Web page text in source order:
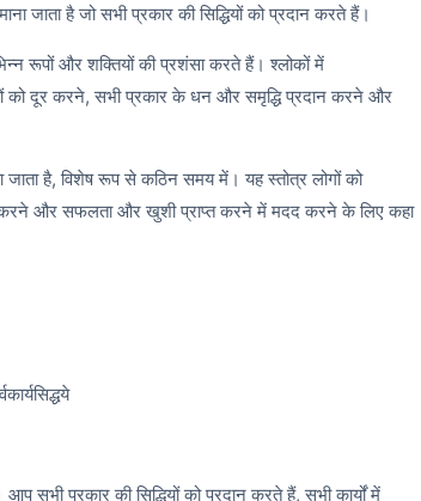
जाता है जो सभी प्रकार की सिद्धियों को प्रदान करते हैं।
रूपों और शक्तियों की प्रशंसा करते हैं। श्लोकों में
को दूर करने, सभी प्रकार के धन और समृद्धि प्रदान करने और
जाता है, विशेष रूप से कठिन समय में। यह स्तोत्र लोगों को
और सफलता और खुशी प्राप्त करने में मदद करने के लिए कहा
सभी प्रकार की सिद्धियों को प्रदान करते हैं, सभी कार्यों में